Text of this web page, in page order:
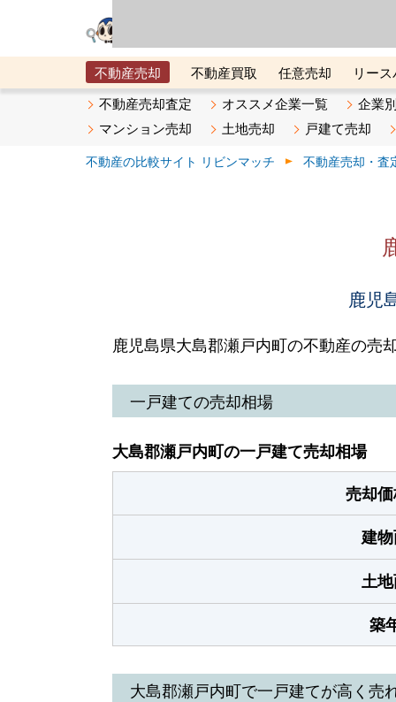
不動産売却 不動産買取 任意売却
リー
メタ住宅展示場
ベスト不動産カンパニー オ
不動産売却査定 オススメ企業一覧
企業
マンション売却
土地売却 戸建て売却
不動産の比較サイト リビンマッチ 不動産売却・査
鹿児
鹿児島県大島郡瀬戸内町の不動産の売
一戸建ての売却相場
大島郡瀬戸内町の一戸建て売却相場
売却
建
土
築
大島郡瀬戸内町で一戸建てが高く売